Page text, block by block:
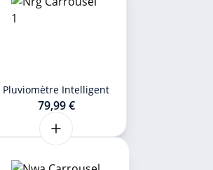
Pluviomètre Intelligent
79,99 €